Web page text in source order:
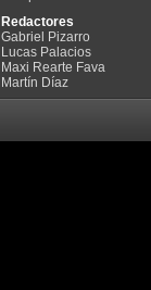
Redactores
Gabriel Pizarro
Lucas Palacios
Maxi Rearte Fava
Martín Díaz